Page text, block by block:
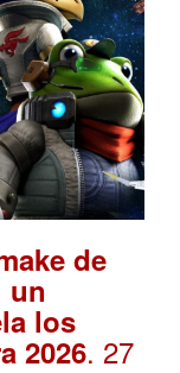
de
un
los
2026. 27